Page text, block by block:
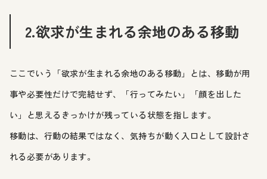
2.欲求が生まれる余地のある移動
ここでいう「欲求が生まれる余地のある移動」とは、移動が用
事や必要性だけで完結せず、「行ってみたい」「顔を出した
い」と思えるきっかけが残っている状態を指します。
移動は、行動の結果ではなく、気持ちが動く入口として設計さ
れる必要があります。